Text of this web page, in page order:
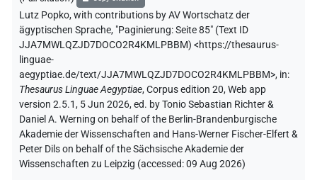
Lutz Popko,with contributions byAV Wortschatz der
ägyptischen Sprache, "Paginierung: Seite 85" (Text ID
JJA7MWLQZJD7DOCO2R4KMLPBBM) <https://thesaurus-
linguae-
aegyptiae.de/text/JJA7MWLQZJD7DOCO2R4KMLPBBM>, in:
Thesaurus Linguae Aegyptiae,Corpus edition 20, Web app
version 2.5.1, 5 Jun 2026, ed. by Tonio Sebastian Richter &
Daniel A. Werning on behalf of the Berlin-Brandenburgische
Akademie der Wissenschaften and Hans-Werner Fischer-Elfert &
Peter Dils on behalf of the Sächsische Akademie der
Wissenschaften zu Leipzig (accessed:09 Aug 2026)